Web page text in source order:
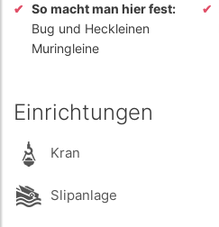
So macht man hier fest:
Bug und Heckleinen
Muringleine
Einrichtungen
Kran
Slipanlage